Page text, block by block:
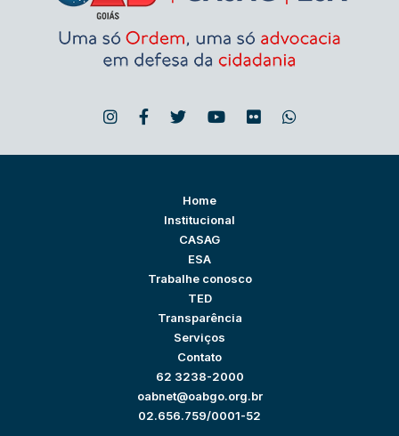
Home
Institucional
CASAG
ESA
Trabalhe conosco
TED
Transparência
Serviços
Contato
62 3238-2000
oabnet@oabgo.org.br
02.656.759/0001-52